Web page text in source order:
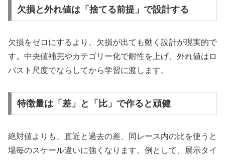
欠損と外れ値は「捨てる前提」で設計する
欠損をゼロにするより、欠損が出ても動く設計が現実的で
す。中央値補完やカテゴリー化で耐性を上げ、外れ値はロ
バスト尺度でならしてから学習に渡します。
特徴量は「差」と「比」で作ると頑健
絶対値よりも、直近と過去の差、同レース内の比を使うと
場毎のスケール違いに強くなります。例として、展示タイ